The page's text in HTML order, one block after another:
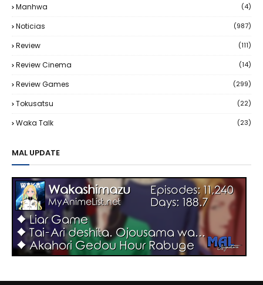
Manhwa (4)
Noticias (987)
Review (111)
Review Cinema (14)
Review Games (299)
Tokusatsu (22)
Waka Talk (23)
MAL UPDATE